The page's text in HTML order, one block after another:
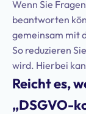
Wenn Sie
beantworten
gemeinsam mit
So reduzieren
wird. Hierbei
Reicht es,
„DSGVO-